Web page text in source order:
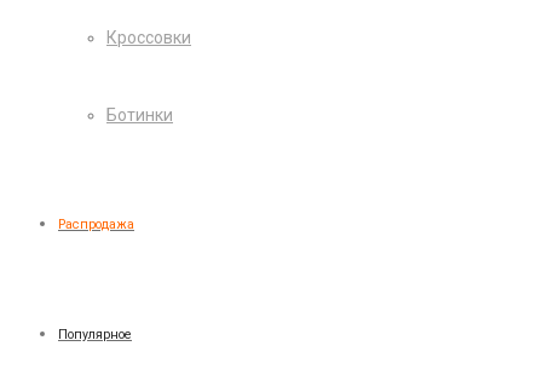
Кроссовки
Ботинки
Распродажа
Популярное